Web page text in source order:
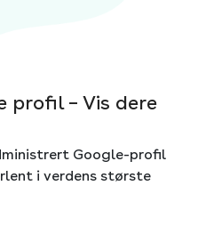
profil – Vis dere
Google-profil
i verdens største